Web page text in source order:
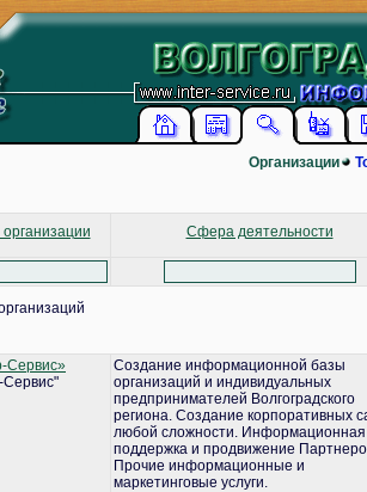
Организации
Сфера деятельности
Сервис»
Создание информационной базы
организаций и индивидуальных
предпринимателей Волгоградского
региона. Создание корпоративных
любой сложности. Информационная
поддержка и продвижение
Прочие информационные и
маркетинговые услуги.